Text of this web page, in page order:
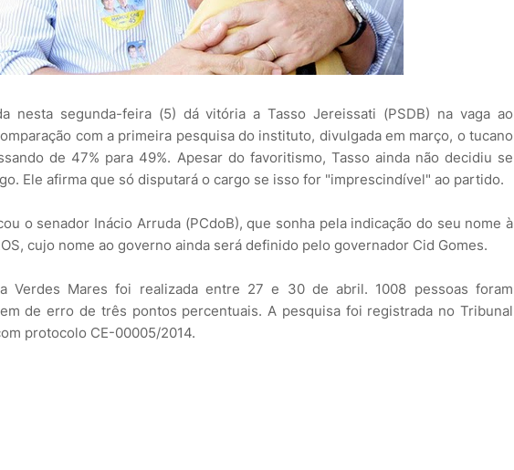
nesta segunda-feira (5) dá vitória a Tasso Jereissati (PSDB) na vaga ao
com a primeira pesquisa do instituto, divulgada em março, o tucano
de 47% para 49%. Apesar do favoritismo, Tasso ainda não decidiu se
Ele afirma que só disputará o cargo se isso for "imprescindível" ao partido.
o senador Inácio Arruda (PCdoB), que sonha pela indicação do seu nome à
cujo nome ao governo ainda será definido pelo governador Cid Gomes.
Verdes Mares foi realizada entre 27 e 30 de abril. 1008 pessoas foram
de erro de três pontos percentuais. A pesquisa foi registrada no Tribunal
protocolo CE-00005/2014.